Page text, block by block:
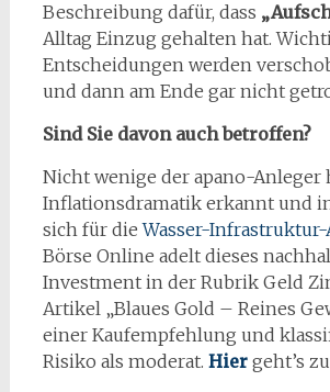
Beschreibung dafür, dass
Alltag Einzug gehalten hat.
Entscheidungen werden
und dann am Ende gar nicht
Sind Sie davon auch betroffen?
Nicht wenige der apano-Anleger
Inflationsdramatik erkannt und
sich für dieWasser-Infrastruktur-
Börse Online adelt dieses
Investment in der Rubrik Geld
Artikel „Blaues Gold – Reines
einer Kaufempfehlung und
Risiko als moderat. Hiergeht’s